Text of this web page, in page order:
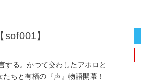
】
する。かつて交わしたアポロと
ちと有栖の『声』物語開幕！